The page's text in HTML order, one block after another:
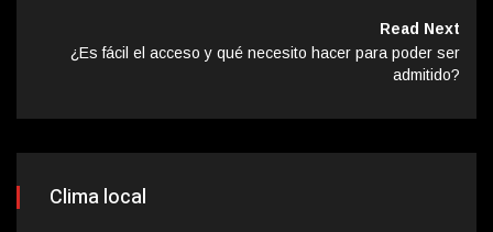
Read Next
¿Es fácil el acceso y qué necesito hacer para poder ser
admitido?
Clima local